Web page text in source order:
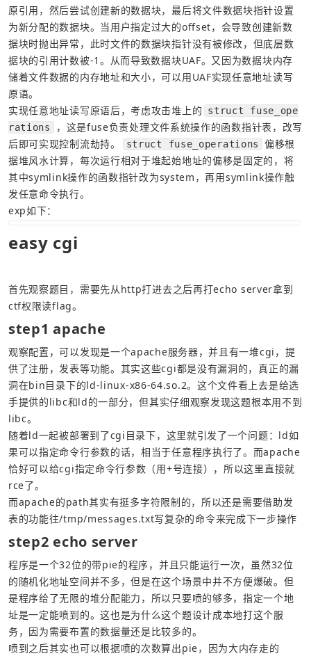
原引用，然后尝试创建新的数据块，最后将文件数据块指针设置
为新分配的数据块。当用户指定过大的offset，会导致创建新数
据块时抛出异常，此时文件的数据块指针没有被修改，但底层数
据块的引用计数被-1。从而导致数据块UAF。又因为数据块内存
储着文件数据的内存地址和大小，可以用UAF实现任意地址读写
原语。
实现任意地址读写原语后，考虑攻击堆上的
struct fuse_ope
rations
，这是fuse负责处理文件系统操作的函数指针表，改写
后即可实现控制流劫持。
struct fuse_operations
偏移根
据堆风水计算，每次运行相对于堆起始地址的偏移是固定的，将
其中symlink操作的函数指针改为system，再用symlink操作触
发任意命令执行。
exp如下：
easy cgi
首先观察题目，需要先从http打进去之后再打echo server拿到
ctf权限读flag。
step1 apache
观察配置，可以发现是一个apache服务器，并且有一堆cgi，提
供了注册，发表等功能。其实这些cgi都是没有漏洞的，真正的漏
洞在bin目录下的ld-linux-x86-64.so.2。这个文件看上去是给选
手提供的libc和ld的一部分，但其实仔细观察发现这题根本用不到
libc。
随着ld一起被部署到了cgi目录下，这里就引发了一个问题：ld如
果可以指定命令行参数的话，相当于任意程序执行了。而apache
恰好可以给cgi指定命令行参数（用+号连接），所以这里直接就
rce了。
而apache的path其实有挺多字符限制的，所以还是需要借助发
表的功能往/tmp/messages.txt写复杂的命令来完成下一步操作
step2 echo server
程序是一个32位的带pie的程序，并且只能运行一次，虽然32位
的随机化地址空间并不多，但是在这个场景中并不方便爆破。但
是程序给了无限的堆分配能力，所以只要喷的够多，指定一个地
址是一定能喷到的。这也是为什么这个题设计成本地打这个服
务，因为需要布置的数据量还是比较多的。
喷到之后其实也可以根据喷的次数算出pie，因为大内存走的